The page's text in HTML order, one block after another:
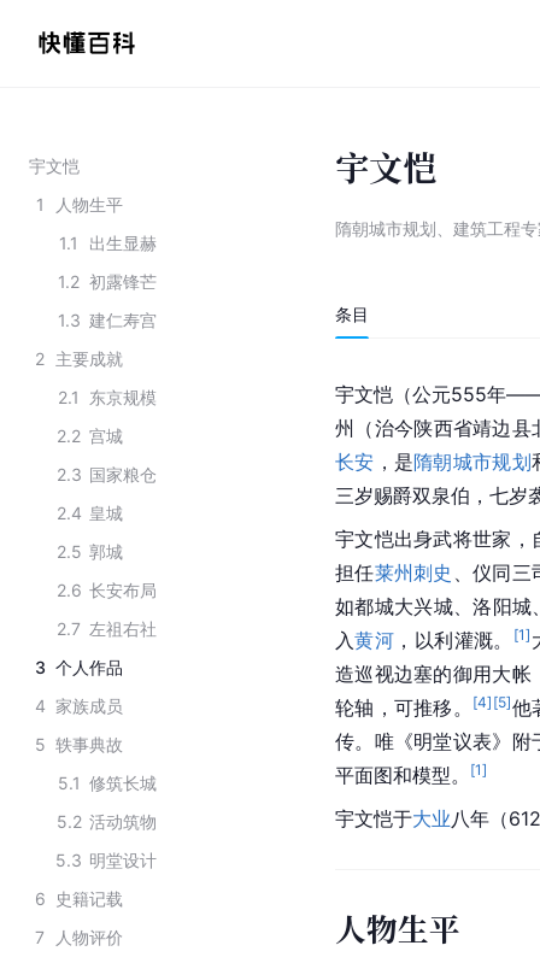
宇文恺
1
人物生平
1.1
出生显赫
1.2 初露锋芒
1.3 建仁寿宫
2 主要成就
2.1
东京规模
2.2 宫城
2.3 国家粮仓
2.4 皇城
2.5 郭城
2.6 长安布局
2.7 左祖右社
3 个人作品
4 家族成员
5 轶事典故
5.1 修筑长城
5.2 活动筑物
5.3 明堂设计
6
史籍记载
7
人物评价
宇文恺
隋朝城市规划、建筑工程
条目
宇文恺（公元555年
州（治今陕西省靖边
长安 ，是隋朝城市规划
三岁赐爵双泉伯，七岁
宇文恺出身武将世家，
担任莱州刺史
、仪同
如都城大兴城、洛阳城
入黄河 ，以利灌溉。 [1]
造巡视边塞的御用大
轮轴，可推移。
[4] [5]他
传。唯《明堂议表》
平面图和模型。
[1]
宇文恺于大业八年（
人物生平